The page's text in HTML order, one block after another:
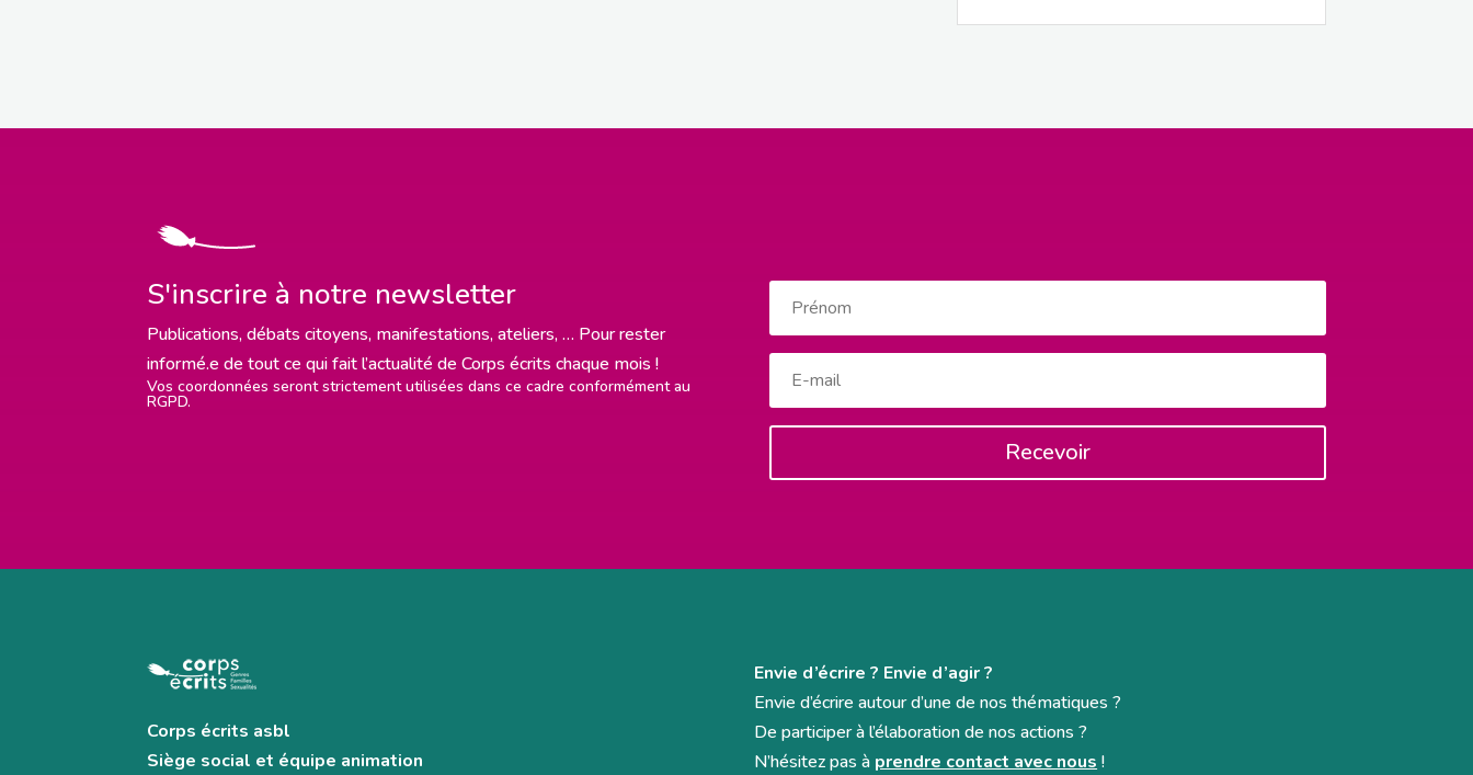
S'inscrire à notre newsletter
Publications, débats citoyens, manifestations, ateliers, … Pour rester
informé.e de tout ce qui fait l’actualité de Corps écrits chaque mois !
Vos coordonnées seront strictement utilisées dans ce cadre conformément au
RGPD.
Recevoir
Corps écrits asbl
Siège social et équipe animation
Envie d’écrire ? Envie d’agir ?
Envie d’écrire autour d’une de nos thématiques ?
De participer à l’élaboration de nos actions ?
N’hésitez pas à prendre contact avec nous !